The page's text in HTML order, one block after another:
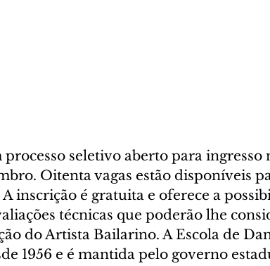
seletivo aberto para ingresso
Oitenta vagas estão disponíveis
A inscrição é gratuita e oferece a
técnicas que poderão lhe
do Artista Bailarino. A Escola de
1956 e é mantida pelo governo